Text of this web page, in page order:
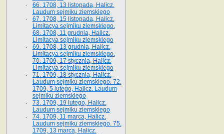
66. 1708, 13 listopada, Halicz.
Laudum sejmiku ziemskiego
67. 1708, 15 listopada, Halicz.
Limitacya sejmiku ziemskiego.
68. 1708, 11 grudnia, Halicz.
Limitacya sejmiku ziemskiego
69. 1708, 13 grudnia, Halicz.
Limitacya sejmiku ziemskiego.
70. 1709, 17 stycznia, Halicz.
Limitacya sejmiku ziemskiego
71. 1709, 18 stycznia, Halicz.
Laudum sejmiku ziemskiego. 72.
1709, 5 lutego, Halicz. Laudum
sejmiku ziemskiego
73. 1709, 19 lutego, Halicz.
Laudum sejmiku ziemskiego
74. 1709, 11 marca, Halicz.
Laudum sejmiku ziemskiego. 75.
1709, 13 marca, Halicz.